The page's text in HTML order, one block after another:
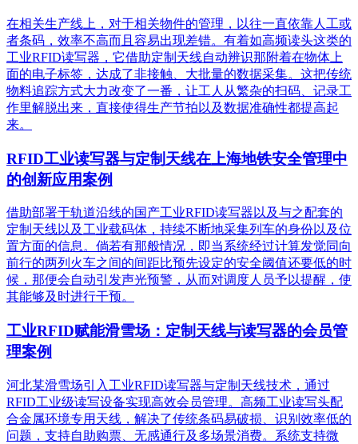
在相关生产线上，对于相关物件的管理，以往一直依靠人工或
者条码，效率不高而且容易出现差错。有着如高频读头这类的
工业RFID读写器，它借助定制天线自动辨识那附着在物体上
面的电子标签，达成了非接触、大批量的数据采集。这把传统
物料追踪方式大力改变了一番，让工人从繁杂的扫码、记录工
作里解脱出来，直接使得生产节拍以及数据准确性都提高起
来。
RFID工业读写器与定制天线在上海地铁安全管理中
的创新应用案例
借助部署于轨道沿线的国产工业RFID读写器以及与之配套的
定制天线以及工业载码体，持续不断地采集列车的身份以及位
置方面的信息。倘若有那般情况，即当系统经过计算发觉同向
前行的两列火车之间的间距比预先设定的安全阈值还要低的时
候，那便会自动引发声光预警，从而对调度人员予以提醒，使
其能够及时进行干预。
工业RFID赋能滑雪场：定制天线与读写器的会员管
理案例
河北某滑雪场引入工业RFID读写器与定制天线技术，通过
RFID工业级读写设备实现高效会员管理。高频工业读写头配
合金属环境专用天线，解决了传统条码易破损、识别效率低的
问题，支持自助购票、无感通行及多场景消费。系统支持微